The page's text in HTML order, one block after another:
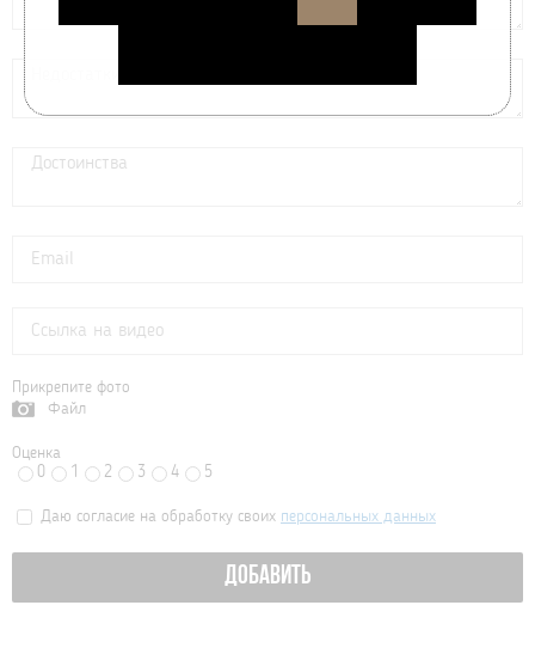
Прикрепите фото
Файл
Оценка
0
1 2 3 4 5
Даю согласие на обработку своих персональных данных
ДОБАВИТЬ